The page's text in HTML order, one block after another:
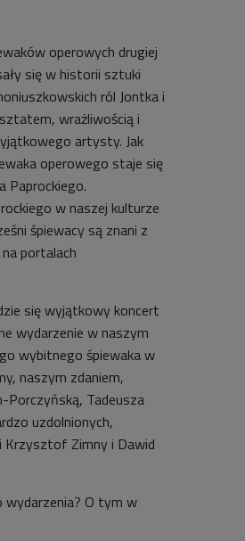
operowych drugiej
się w historii sztuki
ról Jontka i
wrażliwością i
artysty. Jak
operowego staje się
Paprockiego.
w naszej kulturze
śpiewacy są znani z
portalach
się wyjątkowy koncert
wydarzenie w naszym
wybitnego śpiewaka w
naszym zdaniem,
Porczyńską, Tadeusza
uzdolnionych,
Krzysztof Zimny i Dawid
wydarzenia? O tym w